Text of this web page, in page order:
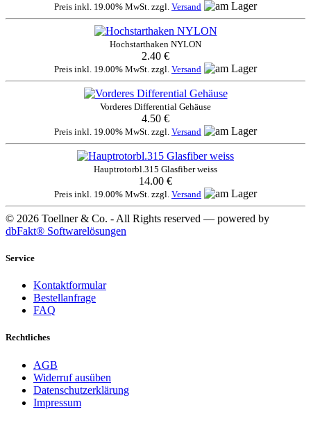
Preis inkl. 19.00% MwSt. zzgl. Versand
Hochstarthaken NYLON
2.40 €
Preis inkl. 19.00% MwSt. zzgl. Versand
Vorderes Differential Gehäuse
4.50 €
Preis inkl. 19.00% MwSt. zzgl. Versand
Hauptrotorbl.315 Glasfiber weiss
14.00 €
Preis inkl. 19.00% MwSt. zzgl. Versand
© 2026 Toellner & Co. - All Rights reserved — powered by
dbFakt® Softwarelösungen
Service
Kontaktformular
Bestellanfrage
FAQ
Rechtliches
AGB
Widerruf ausüben
Datenschutzerklärung
Impressum